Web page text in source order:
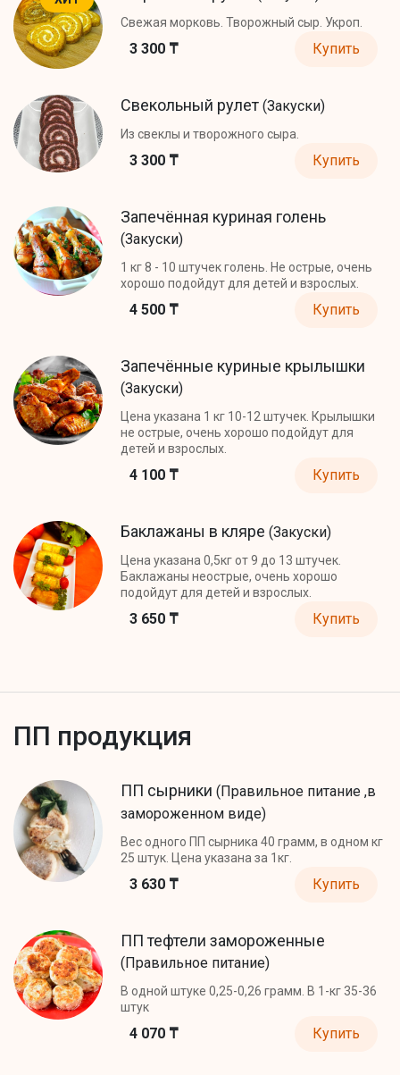
Свежая морковь. Творожный сыр. Укроп.
3 300 ₸ Купить
Свекольный рулет (Закуски)
Из свеклы и творожного сыра.
3 300 ₸ Купить
Запечённая куриная голень
(Закуски)
1 кг 8 - 10 штучек голень. Не острые, очень
хорошо подойдут для детей и взрослых.
4 500 ₸ Купить
Запечённые куриные крылышки
(Закуски)
Цена указана 1 кг 10-12 штучек. Крылышки
не острые, очень хорошо подойдут для
детей и взрослых.
4 100 ₸ Купить
Баклажаны в кляре (Закуски)
Цена указана 0,5кг от 9 до 13 штучек.
Баклажаны неострые, очень хорошо
подойдут для детей и взрослых.
3 650 ₸ Купить
ПП продукция
ПП сырники (Правильное питание ,в
замороженном виде)
Вес одного ПП сырника 40 грамм, в одном кг
25 штук. Цена указана за 1кг.
3 630 ₸ Купить
ПП тефтели замороженные
(Правильное питание)
В одной штуке 0,25-0,26 грамм. В 1-кг 35-36
штук
4 070 ₸ Купить